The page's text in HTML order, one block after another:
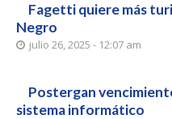
Fagetti quiere más
Negro
julio 26, 2025 - 12:07 am
Postergan
sistema informático